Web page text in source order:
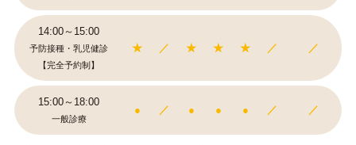
14:00～15:00
予防接種・乳児健診
【完全予約制】
★ ／ ★ ★ ★ ／ ／
15:00～18:00
一般診療
● ／ ● ● ● ／ ／